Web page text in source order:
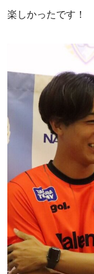
楽しかったです！